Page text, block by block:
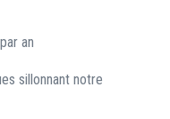
an
sillonnant notre